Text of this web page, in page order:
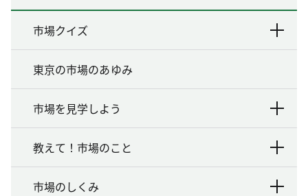
市場クイズ
東京の市場のあゆみ
市場を見学しよう
教えて！市場のこと
市場のしくみ